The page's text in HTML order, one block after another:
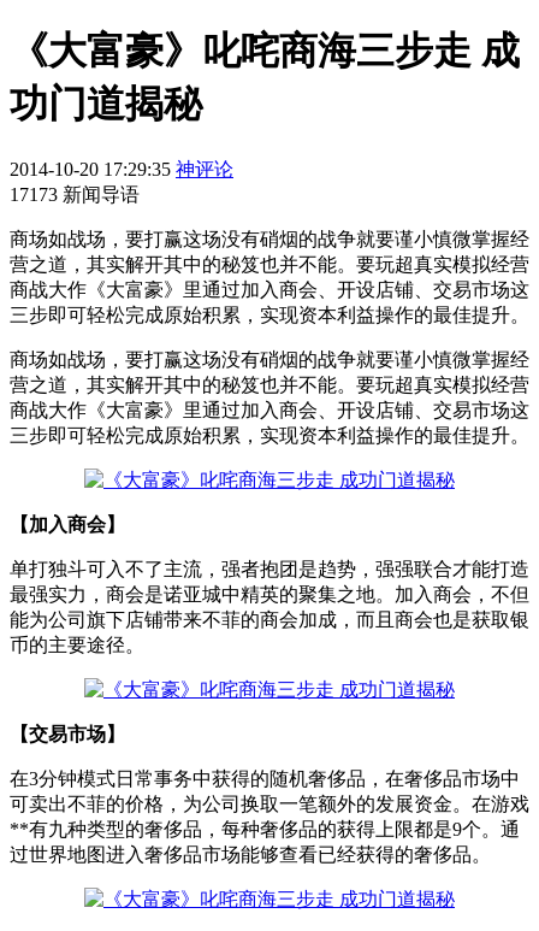
《大富豪》叱咤商海三步走 成
功门道揭秘
2014-10-20 17:29:35 神评论
17173 新闻导语
商场如战场，要打赢这场没有硝烟的战争就要谨小慎微掌握经
营之道，其实解开其中的秘笈也并不能。要玩超真实模拟经营
商战大作《大富豪》里通过加入商会、开设店铺、交易市场这
三步即可轻松完成原始积累，实现资本利益操作的最佳提升。
商场如战场，要打赢这场没有硝烟的战争就要谨小慎微掌握经
营之道，其实解开其中的秘笈也并不能。要玩超真实模拟经营
商战大作《大富豪》里通过加入商会、开设店铺、交易市场这
三步即可轻松完成原始积累，实现资本利益操作的最佳提升。
【加入商会】
单打独斗可入不了主流，强者抱团是趋势，强强联合才能打造
最强实力，商会是诺亚城中精英的聚集之地。加入商会，不但
能为公司旗下店铺带来不菲的商会加成，而且商会也是获取银
币的主要途径。
【交易市场】
在3分钟模式日常事务中获得的随机奢侈品，在奢侈品市场中
可卖出不菲的价格，为公司换取一笔额外的发展资金。在游戏
**有九种类型的奢侈品，每种奢侈品的获得上限都是9个。通
过世界地图进入奢侈品市场能够查看已经获得的奢侈品。